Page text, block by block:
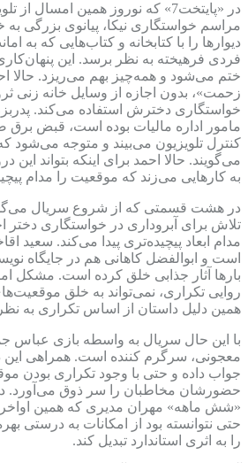
در «پایتخت7» که نوروز همین
مراسم خواستگاری نیکا، پیانوی بزرگی به
دیوارها را با کتابخانه و کتاب‌هایی که به
فردی فرهیخته به نظر برسد. این
ختم می‌شود و همه‌چیز بهم می‌ریزد. حالا
زحمت»، بدون اجازه از وسایل خانه زنی
خواستگاری دخترش استفاده می‌کند.
مامور اداره مالیات بوده است، قبض
کنترل تلویزیون می‌بیند و متوجه می‌شود که
می‌گویند. حالا احمد برای اینکه بتواند این
به کارهایی می‌زند که موقعیت را مدام
در هشت قسمتی که از شروع سریال
تلاش برای آبروداری در خواستگاری
مدام ابعاد پیچیده‌تری پیدا می‌کند. سعید
است و ابوالفضل کاهانی هم در جایگاه
بارها آثار جذابی خلق کرده است. مشکل
روایی تکراری، نمی‌تواند به خلق
همین دلیل داستان از اساس تکراری به
با این حال سریال به واسطه بازی
معجونی، سرگرم کننده است. همراهی این
جواب داده و حتی با وجود تکراری بودن
حضورشان مخاطبان را سر ذوق می‌آورد.
«شش ماهه» مهران مدیری که همین اواخر
حتی نتوانسته بود از امکانات به درستی
را به اثری استاندارد تبدیل کند.